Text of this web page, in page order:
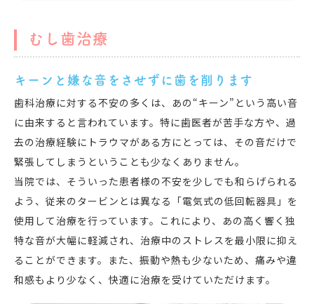
むし歯治療
キーンと嫌な音をさせずに歯を削ります
歯科治療に対する不安の多くは、あの“キーン”という高い音
に由来すると言われています。特に歯医者が苦手な方や、過
去の治療経験にトラウマがある方にとっては、その音だけで
緊張してしまうということも少なくありません。
当院では、そういった患者様の不安を少しでも和らげられる
よう、従来のタービンとは異なる「電気式の低回転器具」を
使用して治療を行っています。これにより、あの高く響く独
特な音が大幅に軽減され、治療中のストレスを最小限に抑え
ることができます。また、振動や熱も少ないため、痛みや違
和感もより少なく、快適に治療を受けていただけます。